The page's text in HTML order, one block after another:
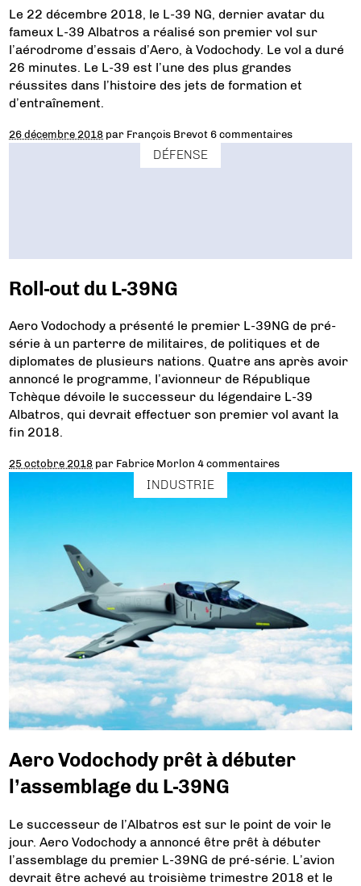
Le 22 décembre 2018, le L-39 NG, dernier avatar du
fameux L-39 Albatros a réalisé son premier vol sur
l’aérodrome d’essais d’Aero, à Vodochody. Le vol a duré
26 minutes. Le L-39 est l’une des plus grandes
réussites dans l’histoire des jets de formation et
d’entraînement.
26 décembre 2018 par François Brevot 6 commentaires
DÉFENSE
Roll-out du L-39NG
Aero Vodochody a présenté le premier L-39NG de pré-
série à un parterre de militaires, de politiques et de
diplomates de plusieurs nations. Quatre ans après avoir
annoncé le programme, l’avionneur de République
Tchèque dévoile le successeur du légendaire L-39
Albatros, qui devrait effectuer son premier vol avant la
fin 2018.
25 octobre 2018 par Fabrice Morlon 4 commentaires
INDUSTRIE
Aero Vodochody prêt à débuter
l’assemblage du L-39NG
Le successeur de l’Albatros est sur le point de voir le
jour. Aero Vodochody a annoncé être prêt à débuter
l’assemblage du premier L-39NG de pré-série. L’avion
devrait être achevé au troisième trimestre 2018 et le